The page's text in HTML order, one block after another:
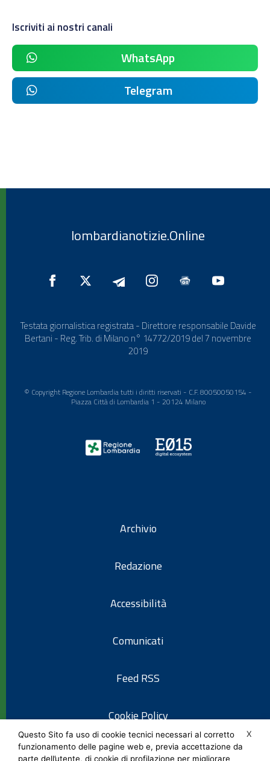
Iscriviti ai nostri canali
WhatsApp
Telegram
lombardianotizie.Online
Testata giornalistica registrata - Direttore responsabile Davide
Bertani - Reg. Trib. di Milano n° 14772/2019 del 7 novembre
2019
© Copyright Regione Lombardia tutti i diritti riservati - C.F. 80050050154 -
Piazza Città di Lombardia 1 - 20124 Milano
Archivio
Redazione
Accessibilità
Comunicati
Feed RSS
Cookie Policy
Informativa privacy
X
Questo Sito fa uso di cookie tecnici necessari al corretto
funzionamento delle pagine web e, previa accettazione da
parte dell’utente, di cookie di profilazione per migliorare